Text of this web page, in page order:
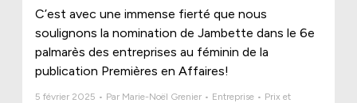
C’est avec une immense fierté que nous
soulignons la nomination de Jambette dans le 6e
palmarès des entreprises au féminin de la
publication Premières en Affaires!
5 février 2025 • Par Marie-Noël Grenier • Entreprise • Prix et